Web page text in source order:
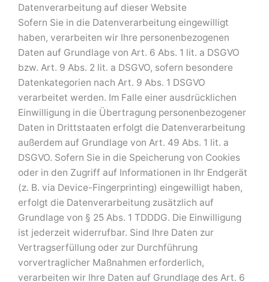
Datenverarbeitung auf dieser Website
Sofern Sie in die Datenverarbeitung eingewilligt
haben, verarbeiten wir Ihre personenbezogenen
Daten auf Grundlage von Art. 6 Abs. 1 lit. a DSGVO
bzw. Art. 9 Abs. 2 lit. a DSGVO, sofern besondere
Datenkategorien nach Art. 9 Abs. 1 DSGVO
verarbeitet werden. Im Falle einer ausdrücklichen
Einwilligung in die Übertragung personenbezogener
Daten in Drittstaaten erfolgt die Datenverarbeitung
außerdem auf Grundlage von Art. 49 Abs. 1 lit. a
DSGVO. Sofern Sie in die Speicherung von Cookies
oder in den Zugriff auf Informationen in Ihr Endgerät
(z. B. via Device-Fingerprinting) eingewilligt haben,
erfolgt die Datenverarbeitung zusätzlich auf
Grundlage von § 25 Abs. 1 TDDDG. Die Einwilligung
ist jederzeit widerrufbar. Sind Ihre Daten zur
Vertragserfüllung oder zur Durchführung
vorvertraglicher Maßnahmen erforderlich,
verarbeiten wir Ihre Daten auf Grundlage des Art. 6